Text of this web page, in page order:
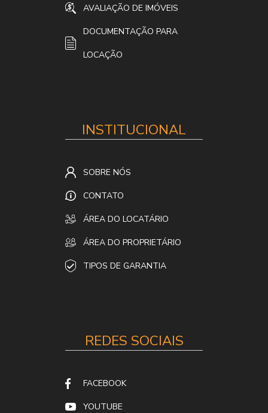
AVALIAÇÃO DE IMÓVEIS
DOCUMENTAÇÃO PARA
LOCAÇÃO
INSTITUCIONAL
SOBRE NÓS
CONTATO
ÁREA DO LOCATÁRIO
ÁREA DO PROPRIETÁRIO
TIPOS DE GARANTIA
REDES SOCIAIS
FACEBOOK
YOUTUBE